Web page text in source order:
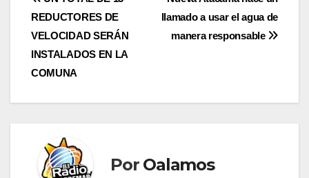
de
entradas
llamado a usar el agua de
manera responsable
REDUCTORES DE
VELOCIDAD SERÁN
INSTALADOS EN LA
COMUNA
Por Oalamos